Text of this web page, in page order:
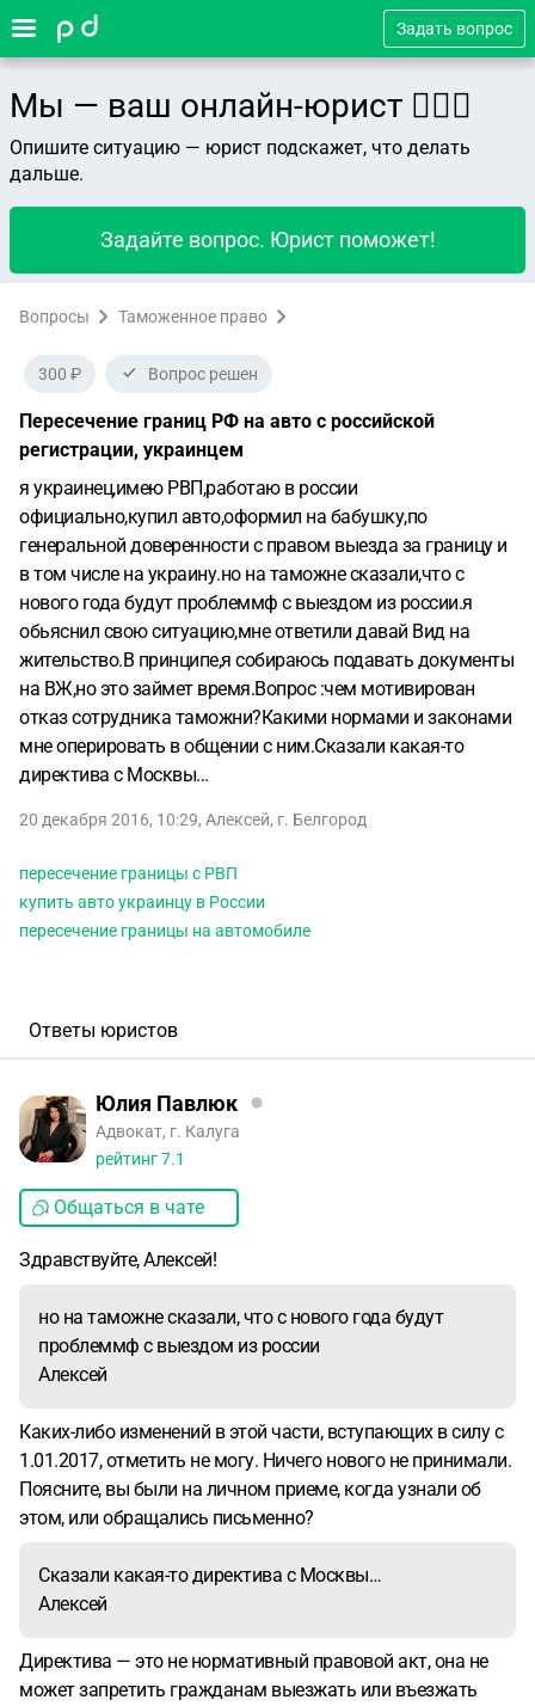
Задать вопрос
Мы — ваш онлайн-юрист 👨🏻‍⚖️
Опишите ситуацию — юрист подскажет, что делать
дальше.
Задайте вопрос. Юрист поможет!
Вопросы Таможенное право
300 ₽ Вопрос решен
Пересечение границ РФ на авто с российской
регистрации, украинцем
я украинец,имею РВП,работаю в россии
официально,купил авто,оформил на бабушку,по
генеральной доверенности с правом выезда за границу и
в том числе на украину.но на таможне сказали,что с
нового года будут проблеммф с выездом из россии.я
обьяснил свою ситуацию,мне ответили давай Вид на
жительство.В принципе,я собираюсь подавать документы
на ВЖ,но это займет время.Вопрос :чем мотивирован
отказ сотрудника таможни?Какими нормами и законами
мне оперировать в общении с ним.Сказали какая-то
директива с Москвы...
20 декабря 2016, 10:29, Алексей, г. Белгород
пересечение границы с РВП
купить авто украинцу в России
пересечение границы на автомобиле
Ответы юристов
Юлия Павлюк
Адвокат, г. Калуга
рейтинг7.1
Общаться в чате
Здравствуйте, Алексей!
но на таможне сказали, что с нового года будут
проблеммф с выездом из россии
Алексей
Каких-либо изменений в этой части, вступающих в силу с
1.01.2017, отметить не могу. Ничего нового не принимали.
Поясните, вы были на личном приеме, когда узнали об
этом, или обращались письменно?
Сказали какая-то директива с Москвы…
Алексей
Директива — это не нормативный правовой акт, она не
может запретить гражданам выезжать или въезжать